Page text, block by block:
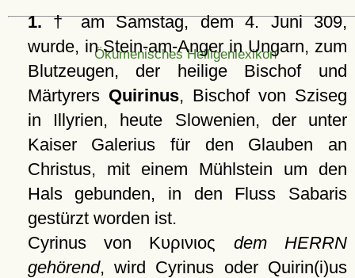
1.† am Samstag, dem 4. Juni 309,
wurde, in Stein-am-Anger in Ungarn, zum
Blutzeugen, der heilige Bischof und
Märtyrers Quirinus, Bischof von Sziseg
in Illyrien, heute Slowenien, der unter
Kaiser Galerius für den Glauben an
Christus, mit einem Mühlstein um den
Hals gebunden, in den Fluss Sabaris
gestürzt worden ist.
Cyrinus von Κυρινιος
dem HERRN
gehörend, wird Cyrinus oder Quirin(i)us
Ökumenisches Heiligenlexikon